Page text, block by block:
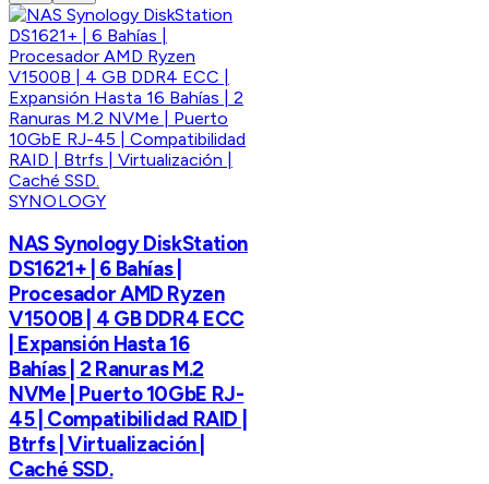
SYNOLOGY
NAS Synology DiskStation
DS1621+ | 6 Bahías |
Procesador AMD Ryzen
V1500B | 4 GB DDR4 ECC
| Expansión Hasta 16
Bahías | 2 Ranuras M.2
NVMe | Puerto 10GbE RJ-
45 | Compatibilidad RAID |
Btrfs | Virtualización |
Caché SSD.